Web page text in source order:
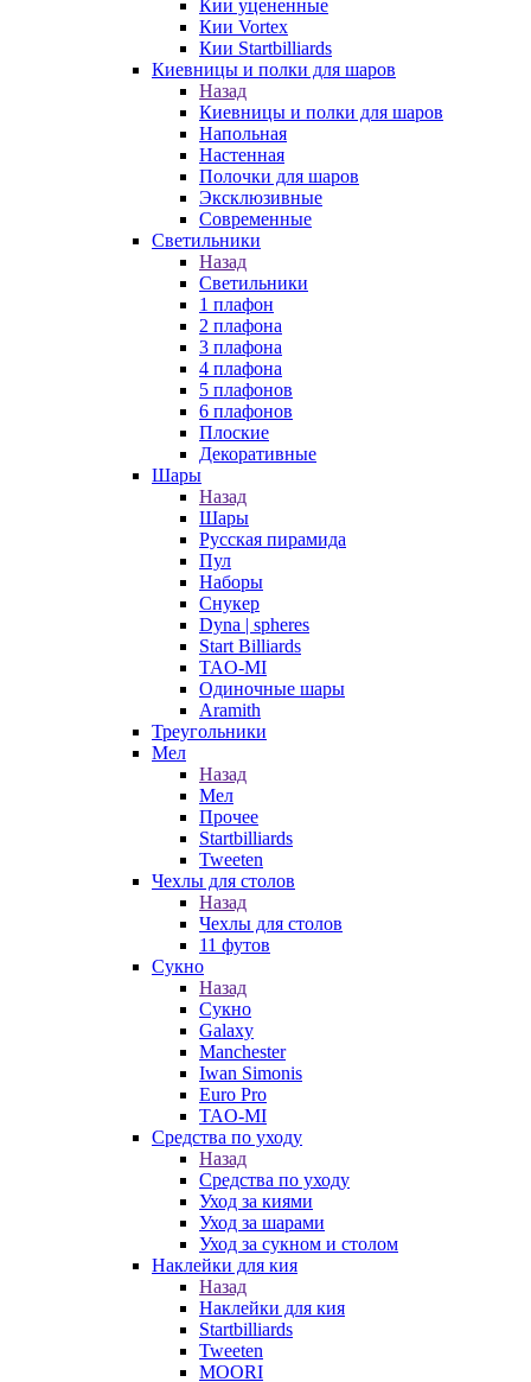
Кии уцененные
Кии Vortex
Кии Startbilliards
Киевницы и полки для шаров
Назад
Киевницы и полки для шаров
Напольная
Настенная
Полочки для шаров
Эксклюзивные
Современные
Светильники
Назад
Светильники
1 плафон
2 плафона
3 плафона
4 плафона
5 плафонов
6 плафонов
Плоские
Декоративные
Шары
Назад
Шары
Русская пирамида
Пул
Наборы
Снукер
Dyna | spheres
Start Billiards
TAO-MI
Одиночные шары
Aramith
Треугольники
Мел
Назад
Мел
Прочее
Startbilliards
Tweeten
Чехлы для столов
Назад
Чехлы для столов
11 футов
Сукно
Назад
Сукно
Galaxy
Manchester
Iwan Simonis
Euro Pro
TAO-MI
Средства по уходу
Назад
Средства по уходу
Уход за киями
Уход за шарами
Уход за сукном и столом
Наклейки для кия
Назад
Наклейки для кия
Startbilliards
Tweeten
MOORI